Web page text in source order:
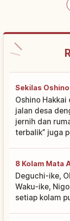
Sekilas
Oshino
jalan desa
jernih dan
terbalik” juga
8 Kolam Mata
Deguchi-ike,
Waku-ike,
setiap kolam